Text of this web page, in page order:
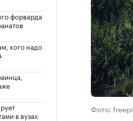
форварда
кого надо
в вузах
Фото: